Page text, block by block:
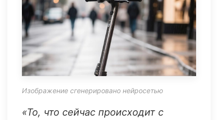
Изображение сгенерировано нейросетью
«То, что сейчас происходит с